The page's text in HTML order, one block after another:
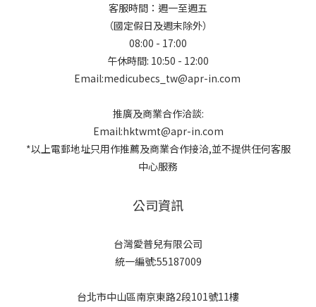
客服時間：週一至週五
（國定假日及週末除外）
08:00 - 17:00
午休時間: 10:50 - 12:00
Email:medicubecs_tw@apr-in.com
推廣及商業合作洽談:
Email:hktwmt@apr-in.com
*以上電郵地址只用作推薦及商業合作接洽,並不提供任何客服
中心服務
公司資訊
台灣愛普兒有限公司
統一編號:55187009
台北市中山區南京東路2段101號11樓